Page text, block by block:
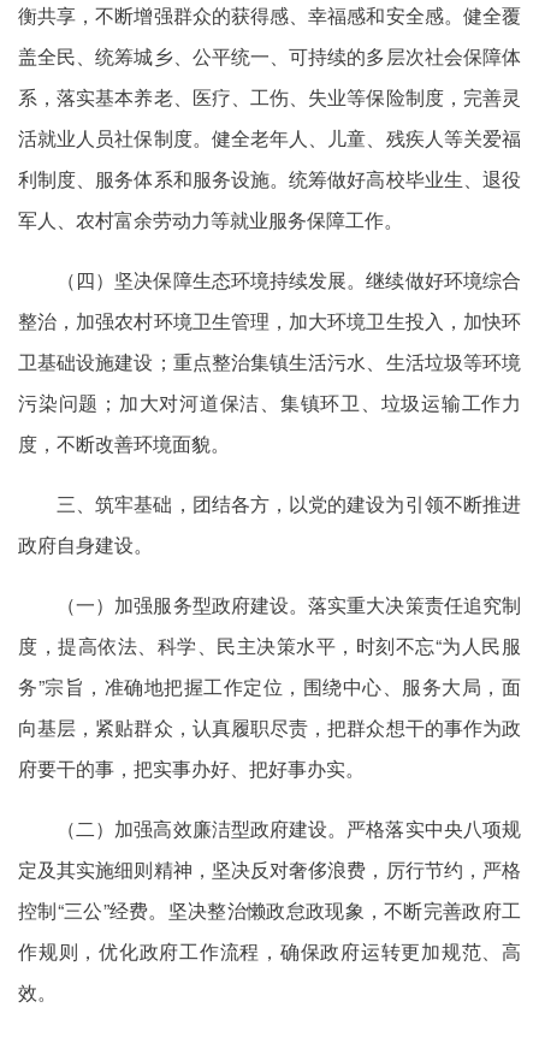
衡共享，不断增强群众的获得感、幸福感和安全感。健全覆
盖全民、统筹城乡、公平统一、可持续的多层次社会保障体
系，落实基本养老、医疗、工伤、失业等保险制度，完善灵
活就业人员社保制度。健全老年人、儿童、残疾人等关爱福
利制度、服务体系和服务设施。统筹做好高校毕业生、退役
军人、农村富余劳动力等就业服务保障工作。
（四）坚决保障生态环境持续发展。继续做好环境综合
整治，加强农村环境卫生管理，加大环境卫生投入，加快环
卫基础设施建设；重点整治集镇生活污水、生活垃圾等环境
污染问题；加大对河道保洁、集镇环卫、垃圾运输工作力
度，不断改善环境面貌。
三、筑牢基础，团结各方，以党的建设为引领不断推进
政府自身建设。
（一）加强服务型政府建设。落实重大决策责任追究制
度，提高依法、科学、民主决策水平，时刻不忘“为人民服
务”宗旨，准确地把握工作定位，围绕中心、服务大局，面
向基层，紧贴群众，认真履职尽责，把群众想干的事作为政
府要干的事，把实事办好、把好事办实。
（二）加强高效廉洁型政府建设。严格落实中央八项规
定及其实施细则精神，坚决反对奢侈浪费，厉行节约，严格
控制“三公”经费。坚决整治懒政怠政现象，不断完善政府工
作规则，优化政府工作流程，确保政府运转更加规范、高
效。